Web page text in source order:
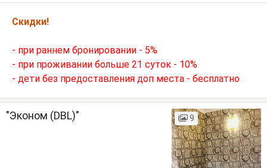
Скидки!
- при раннем бронировании - 5%
- при проживании больше 21 суток - 10%
- дети без предоставления доп места - бесплатно
"Эконом (DBL)" 9